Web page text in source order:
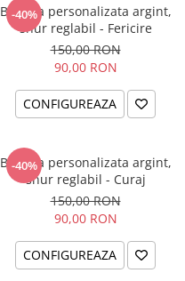
-40%
Bratara personalizata argint,
snur reglabil - Fericire
150,00 RON
90,00 RON
CONFIGUREAZA
-40%
Bratara personalizata argint,
snur reglabil - Curaj
150,00 RON
90,00 RON
CONFIGUREAZA